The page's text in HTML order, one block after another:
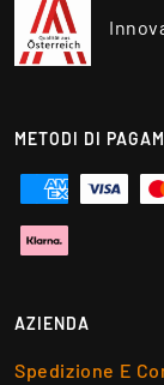
METODI DI
AZIENDA
Spedizione E